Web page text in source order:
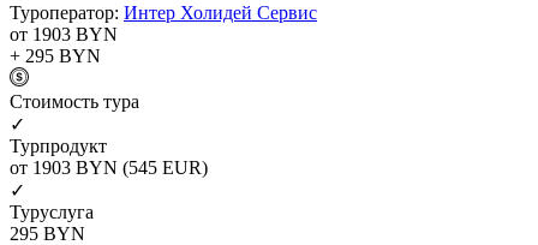
Туроператор: Интер Холидей Сервис
от 1903 BYN
+ 295 BYN
Cтоимость тура
✓
Турпродукт
от 1903 BYN (545 EUR)
✓
Туруслуга
295 BYN